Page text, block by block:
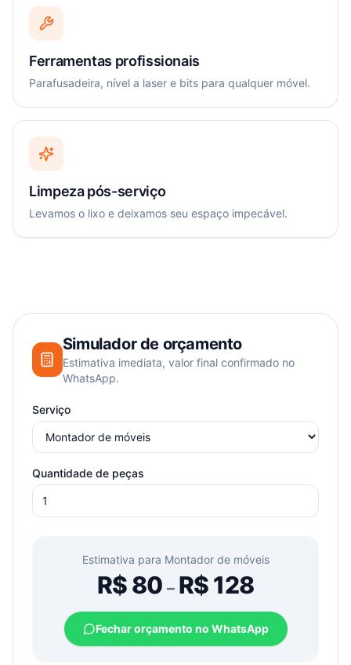
Ferramentas profissionais
Parafusadeira, nível a laser e bits para qualquer móvel.
Limpeza pós-serviço
Levamos o lixo e deixamos seu espaço impecável.
Simulador de orçamento
Estimativa imediata, valor final confirmado no
WhatsApp.
Serviço
Quantidade de peças
Estimativa para Montador de móveis
R$80 –R$128
Fechar orçamento no WhatsApp